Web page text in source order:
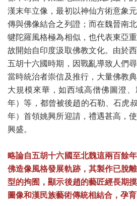
漢末年立像，最初以神仙方術意象
傳與佛像結合之列證；而在魏晉南
犍陀羅風格極為相似，也代表東亞
故開始自印度汲取佛教文化。由於
五胡十六國時期，因戰亂導致人們
當時統治者崇信及推行，大量佛教
大規模來華，如西域高僧佛圖澄
年）等，都曾被後趙的石勒、石虎
年）首領姚興所迎請，禮遇甚高，
興盛。
略論自五胡十六國至北魏這兩百餘
佛造像風格發展軌跡，其製作已脫
型的拘囿，顯示後趙的藝匠經長期
圖像和漢民族藝術傳統相結合，孕育